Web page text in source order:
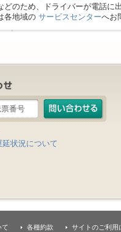
のため、ドライバーが電話に
各地域の サービスセンターへお
状況について
て 各種約款 サイトのご利用